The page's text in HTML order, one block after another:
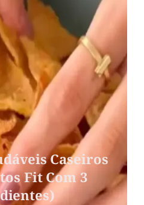
Caseiros
Fit Com 3